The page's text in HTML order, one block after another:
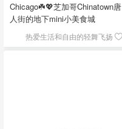
Chicago☘️💖芝加哥Chinatown唐
人街的地下mini小美食城
热爱生活和自由的轻舞飞扬